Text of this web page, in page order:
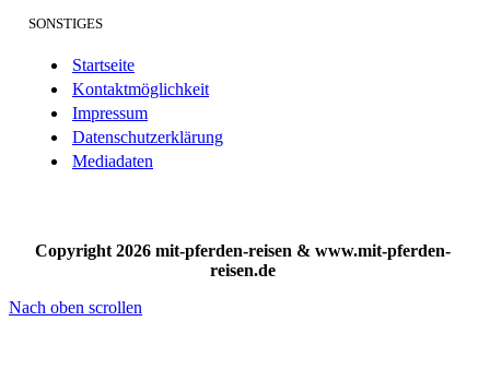
SONSTIGES
Startseite
Kontaktmöglichkeit
Impressum
Datenschutzerklärung
Mediadaten
Copyright 2026 mit-pferden-reisen & www.mit-pferden-
reisen.de
Nach oben scrollen